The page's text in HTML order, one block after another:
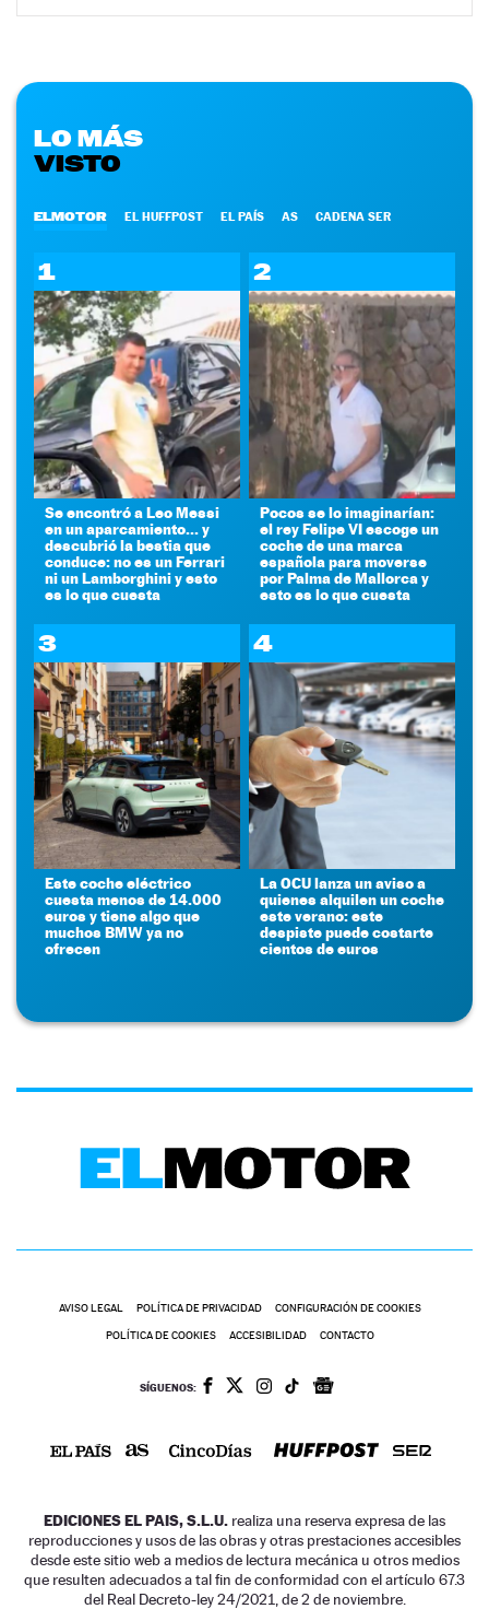
LO MÁS
VISTO
ELMOTOR EL HUFFPOST EL PAÍS AS CADENA SER
1
Se encontró a Leo Messi
en un aparcamiento... y
descubrió la bestia que
conduce: no es un Ferrari
ni un Lamborghini y esto
es lo que cuesta
2
Pocos se lo imaginarían:
el rey Felipe VI escoge un
coche de una marca
española para moverse
por Palma de Mallorca y
esto es lo que cuesta
3
Este coche eléctrico
cuesta menos de 14.000
euros y tiene algo que
muchos BMW ya no
ofrecen
4
La OCU lanza un aviso a
quienes alquilen un coche
este verano: este
despiste puede costarte
cientos de euros
AVISO LEGAL POLÍTICA DE PRIVACIDAD CONFIGURACIÓN DE COOKIES
POLÍTICA DE COOKIES ACCESIBILIDAD CONTACTO
SÍGUENOS:
EDICIONES EL PAIS, S.L.U. realiza una reserva expresa de las
reproducciones y usos de las obras y otras prestaciones accesibles
desde este sitio web a medios de lectura mecánica u otros medios
que resulten adecuados a tal fin de conformidad con el artículo 67.3
del Real Decreto-ley 24/2021, de 2 de noviembre.